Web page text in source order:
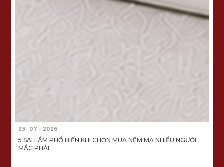
23 07 - 2026
5 SAI LẦM PHỔ BIẾN KHI CHỌN MUA NỆM MÀ NHIỀU NGƯỜI
MẮC PHẢI